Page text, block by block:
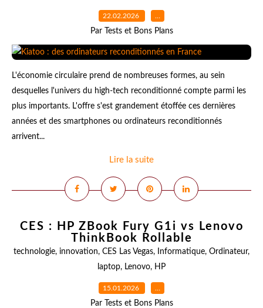
22.02.2026 …
Par Tests et Bons Plans
L'économie circulaire prend de nombreuses formes, au sein
desquelles l'univers du high-tech reconditionné compte parmi les
plus importants. L'offre s'est grandement étoffée ces dernières
années et des smartphones ou ordinateurs reconditionnés
arrivent...
Lire la suite
CES : HP ZBook Fury G1i vs Lenovo
ThinkBook Rollable
technologie, innovation, CES Las Vegas, Informatique, Ordinateur,
laptop, Lenovo, HP
15.01.2026 …
Par Tests et Bons Plans